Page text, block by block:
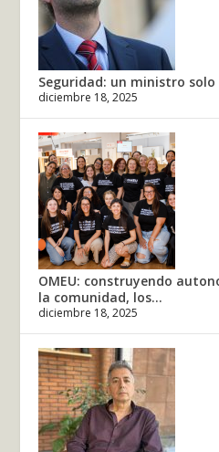
Seguridad: un ministro solo
diciembre 18, 2025
OMEU: construyendo
la comunidad, los...
diciembre 18, 2025